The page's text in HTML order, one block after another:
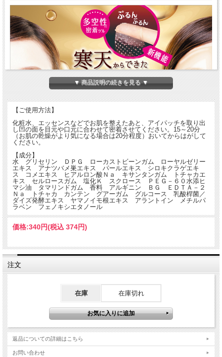
▼ 商品説明の続きを見る ▼
【ご使用方法】
化粧水、エッセンスなどでお肌を整えたあと、アイパッチを取り出
し凹の面を目元や口元に合わせて密着させてください。15～20分
（お肌の乾燥がより気になる場合は20分程度）おいてからはがして
ください。
【成分】
水 グリセリン ＤＰＧ ローカストビーンガム ローヤルゼリー
エキス アナツバメ巣エキス パールエキス シロキクラゲエキ
ス コメエキス ヒアルロン酸Ｎａ キサンタンガム トチャカエ
キス セルロースガム 塩化Ｋ スクロース ＰＥＧ－６０水添ヒ
マシ油 タマリンドガム 香料 アルギニン ＢＧ ＥＤＴＡ－２
Ｎａ トチャカ カンテン グアーガム グルコース 乳酸桿菌／
ダイズ発酵エキス ヤマノイモ根エキス アラントイン メチルパ
ラベン フェノキシエタノール
価格:340円(税込 374円)
注文
在庫 在庫切れ
返品についての詳細はこちら
お問い合わせ